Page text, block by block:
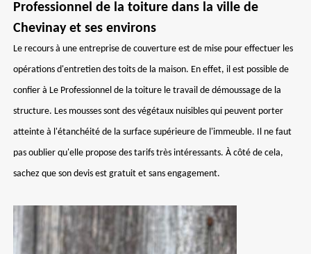
Professionnel de la toiture dans la ville de
Chevinay et ses environs
Le recours à une entreprise de couverture est de mise pour effectuer les
opérations d'entretien des toits de la maison. En effet, il est possible de
confier à Le Professionnel de la toiture le travail de démoussage de la
structure. Les mousses sont des végétaux nuisibles qui peuvent porter
atteinte à l'étanchéité de la surface supérieure de l'immeuble. Il ne faut
pas oublier qu'elle propose des tarifs très intéressants. À côté de cela,
sachez que son devis est gratuit et sans engagement.